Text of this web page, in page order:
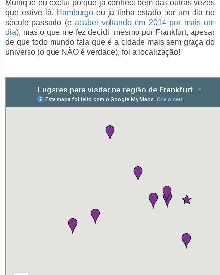
Munique eu excluí porque já conheci bem das outras vezes
que estive lá. Hamburgo eu já tinha estado por um dia no
século passado (eacabei voltando em 2014 por mais um
dia), mas o que me fez decidir mesmo por Frankfurt, apesar
de que todo mundo fala que é a cidade mais sem graça do
universo (o que NÃO é verdade), foi a localização!